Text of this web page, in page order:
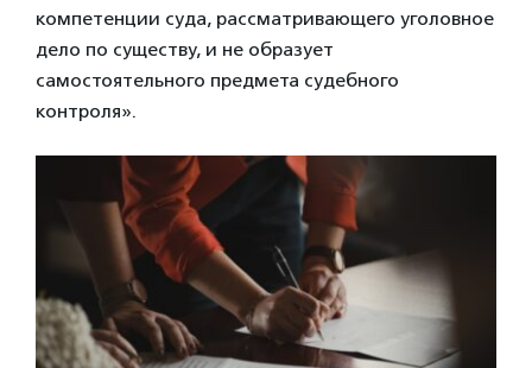
компетенции суда, рассматривающего уголовное
дело по существу, и не образует
самостоятельного предмета судебного
контроля».